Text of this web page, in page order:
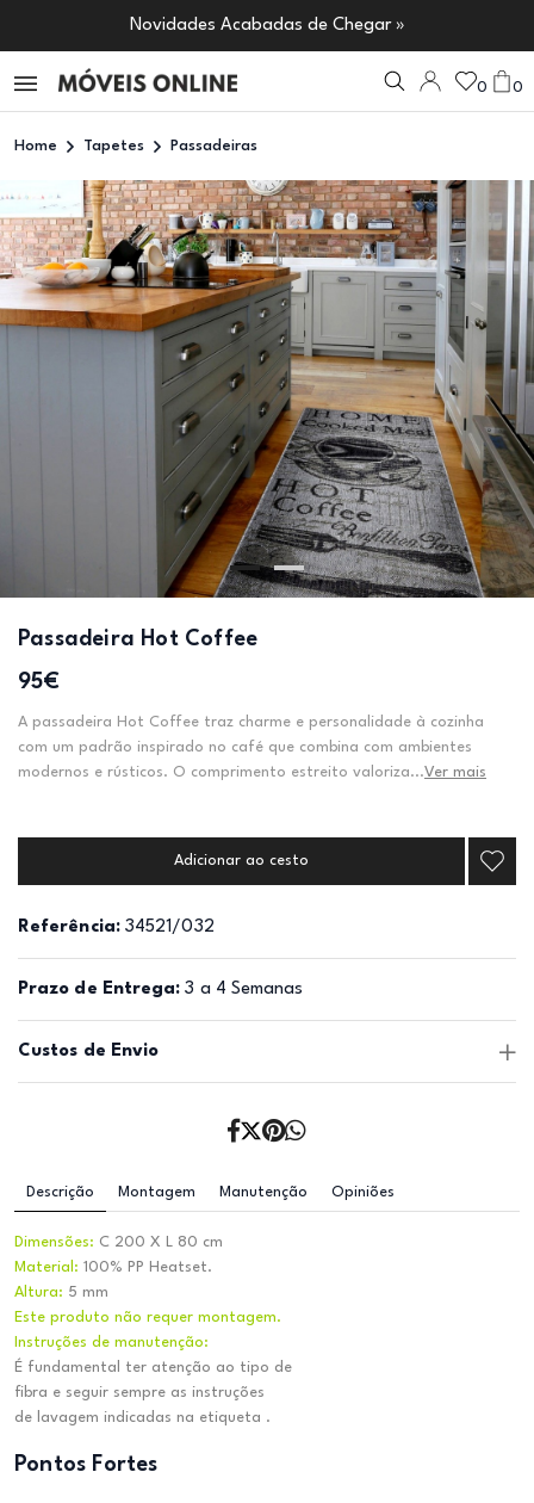
Novidades Acabadas de Chegar »
0 0
Home Tapetes Passadeiras
Passadeira Hot Coffee
95€
A passadeira Hot Coffee traz charme e personalidade à cozinha
com um padrão inspirado no café que combina com ambientes
modernos e rústicos. O comprimento estreito valoriza...Ver mais
Adicionar ao cesto
Referência: 34521/032
Prazo de Entrega: 3 a 4 Semanas
Custos de Envio
Descrição Montagem Manutenção Opiniões
Dimensões: C 200 X L 80 cm
Material: 100% PP Heatset.
Altura: 5 mm
Este produto não requer montagem.
Instruções de manutenção:
É fundamental ter atenção ao tipo de
fibra e seguir sempre as instruções
de lavagem indicadas na etiqueta .
Pontos Fortes